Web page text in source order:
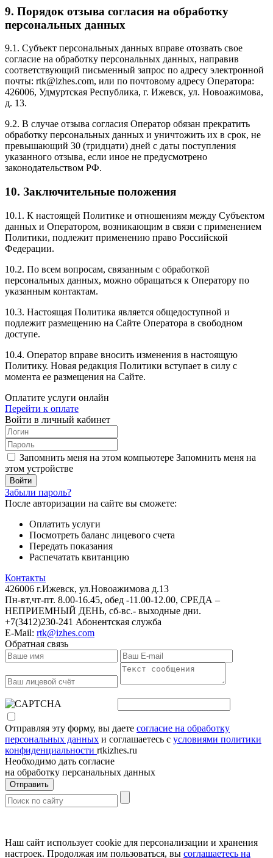
9. Порядок отзыва согласия на обработку
персональных данных
9.1. Субъект персональных данных вправе отозвать свое
согласие на обработку персональных данных, направив
соответствующий письменный запрос по адресу электронной
почты: rtk@izhes.com, или по почтовому адресу Оператора:
426006, Удмуртская Республика, г. Ижевск, ул. Новоажимова,
д. 13.
9.2. В случае отзыва согласия Оператор обязан прекратить
обработку персональных данных и уничтожить их в срок, не
превышающий 30 (тридцати) дней с даты поступления
указанного отзыва, если иное не предусмотрено
законодательством РФ.
10. Заключительные положения
10.1. К настоящей Политике и отношениям между Субъектом
данных и Оператором, возникающим в связи с применением
Политики, подлежит применению право Российской
Федерации.
10.2. По всем вопросам, связанным с обработкой
персональных данных, можно обращаться к Оператору по
указанным контактам.
10.3. Настоящая Политика является общедоступной и
подлежит размещению на Сайте Оператора в свободном
доступе.
10.4. Оператор вправе вносить изменения в настоящую
Политику. Новая редакция Политики вступает в силу с
момента ее размещения на Сайте.
Оплатите услуги онлайн
Перейти к оплате
Войти в личный кабинет
Запомнить меня на этом компьютере Запомнить меня на
этом устройстве
Забыли пароль?
После авторизации на сайте вы сможете:
Оплатить услуги
Посмотреть баланс лицевого счета
Передать показания
Распечатать квитанцию
Контакты
426006 г.Ижевск, ул.Новоажимова д.13
Пн-вт,чт-пт. 8.00-16.45, обед -11.00-12.00, СРЕДА –
НЕПРИЕМНЫЙ ДЕНЬ, сб-вс.- выходные дни.
+7(3412)230-241 Абонентская служба
E-Mail: rtk@izhes.com
Обратная связь
Отправляя эту форму, вы даете согласие на обработку
персональных данных и соглашаетесь с условиями политики
конфиденциальности rtkizhes.ru
Необходимо дать согласие
на обработку персанальных данных
Отправить
Наш сайт использует cookie для персонализации и хранения
настроек. Продолжая им пользоваться, вы соглашаетесь на